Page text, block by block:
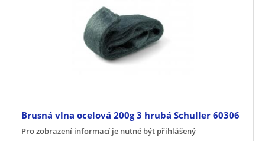
Brusná vlna ocelová 200g 3 hrubá Schuller 60306
Pro zobrazení informací je nutné být přihlášený